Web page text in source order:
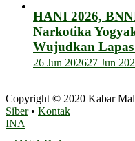
HANI 2026,
Narkotika
Wujudkan
26 Jun 202627 Jun
Copyright © 2020 Kabar
Siber• Kontak
INA